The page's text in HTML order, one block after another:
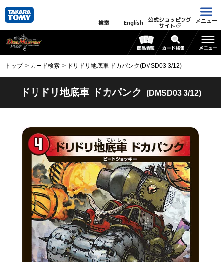
検索 English 公式ショッピング
サイト
メニュー
トップ カード検索 ドリドリ地底車 ドカパンク(DMSD03 3/12)
ドリドリ地底車 ドカパンク (DMSD03 3/12)